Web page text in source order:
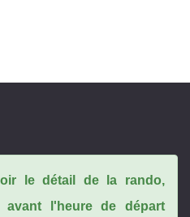
le détail de la rando,
avant l'heure de départ